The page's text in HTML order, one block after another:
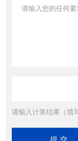
请输入计算结果（填